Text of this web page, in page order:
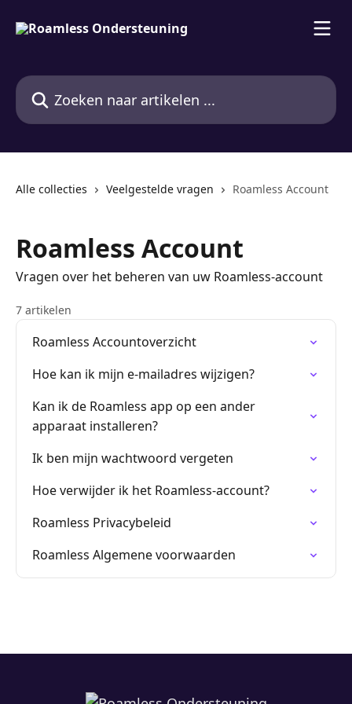
Zoeken naar artikelen ...
Alle collecties Veelgestelde vragen Roamless Account
Roamless Account
Vragen over het beheren van uw Roamless-account
7 artikelen
Roamless Accountoverzicht
Hoe kan ik mijn e-mailadres wijzigen?
Kan ik de Roamless app op een ander
apparaat installeren?
Ik ben mijn wachtwoord vergeten
Hoe verwijder ik het Roamless-account?
Roamless Privacybeleid
Roamless Algemene voorwaarden